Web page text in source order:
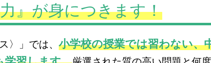
』が身につきます！
〉」では、 小学校の授業では習わない、